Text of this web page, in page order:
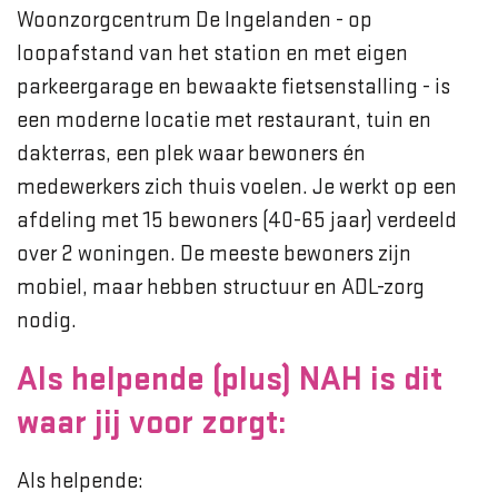
Woonzorgcentrum De Ingelanden - op
loopafstand van het station en met eigen
parkeergarage en bewaakte fietsenstalling - is
een moderne locatie met restaurant, tuin en
dakterras, een plek waar bewoners én
medewerkers zich thuis voelen. Je werkt op een
afdeling met 15 bewoners (40-65 jaar) verdeeld
over 2 woningen. De meeste bewoners zijn
mobiel, maar hebben structuur en ADL-zorg
nodig.
Als helpende (plus) NAH is dit
waar jij voor zorgt:
Als helpende: